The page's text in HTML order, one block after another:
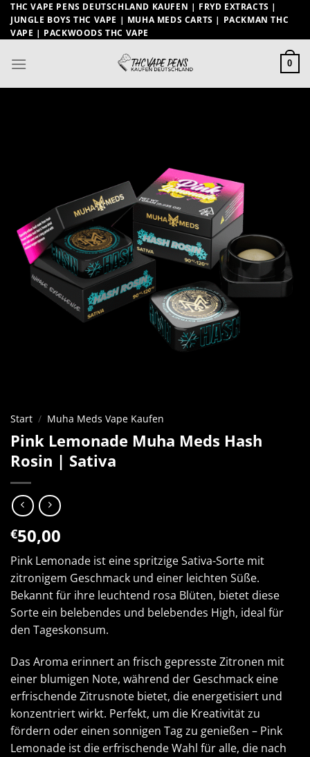
Zum
Inhalt
springen
THC VAPE PENS DEUTSCHLAND KAUFEN | FRYD EXTRACTS |
JUNGLE BOYS THC VAPE | MUHA MEDS CARTS | PACKMAN THC
VAPE | PACKWOODS THC VAPE
0
Start / Muha Meds Vape Kaufen
Pink Lemonade Muha Meds Hash
Rosin | Sativa
€50,00
Pink Lemonade ist eine spritzige Sativa-Sorte mit
zitronigem Geschmack und einer leichten Süße.
Bekannt für ihre leuchtend rosa Blüten, bietet diese
Sorte ein belebendes und belebendes High, ideal für
den Tageskonsum.
Das Aroma erinnert an frisch gepresste Zitronen mit
einer blumigen Note, während der Geschmack eine
erfrischende Zitrusnote bietet, die energetisiert und
konzentriert wirkt. Perfekt, um die Kreativität zu
fördern oder einen sonnigen Tag zu genießen – Pink
Lemonade ist die erfrischende Wahl für alle, die nach